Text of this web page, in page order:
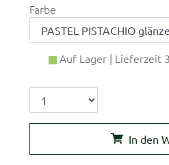
Farbe
Auf Lager | Lieferzeit
In den